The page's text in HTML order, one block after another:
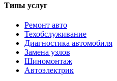
Типы услуг
Ремонт авто
Техобслуживание
Диагностика автомобиля
Замена узлов
Шиномонтаж
Автоэлектрик